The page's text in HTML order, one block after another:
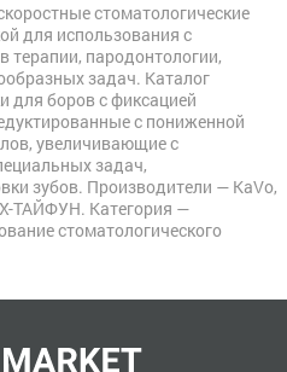
стоматологические
для использования с
пародонтологии,
задач. Каталог
для боров с фиксацией
с пониженной
увеличивающие с
задач,
зубов. Производители — KaVo,
ТАЙФУН. Категория —
стоматологического